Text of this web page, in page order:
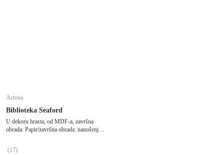
Actona
Biblioteka Seaford
U dekoru hrasta, od MDF-a, završna
obrada: Papir/završna obrada: nanošenje
(17)